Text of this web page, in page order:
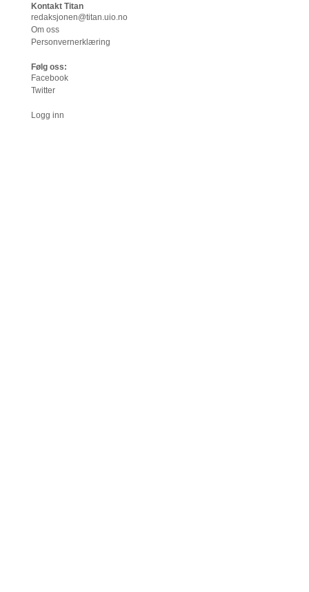
Kontakt Titan
redaksjonen@titan.uio.no
Om oss
Personvernerklæring
Følg oss:
Facebook
Twitter
Logg inn